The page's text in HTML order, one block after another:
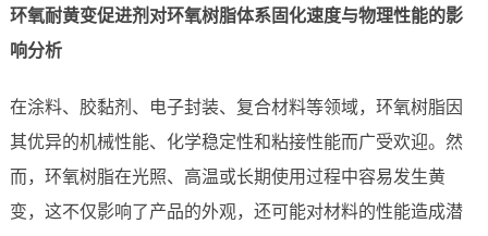
环氧耐黄变促进剂对环氧树脂体系固化速度与物理性能的影
响分析
在涂料、胶黏剂、电子封装、复合材料等领域，环氧树脂因
其优异的机械性能、化学稳定性和粘接性能而广受欢迎。然
而，环氧树脂在光照、高温或长期使用过程中容易发生黄
变，这不仅影响了产品的外观，还可能对材料的性能造成潜